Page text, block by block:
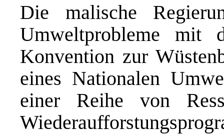
Die malische
Umweltprobleme mit
Konvention zur
eines Nationalen
einer Reihe von